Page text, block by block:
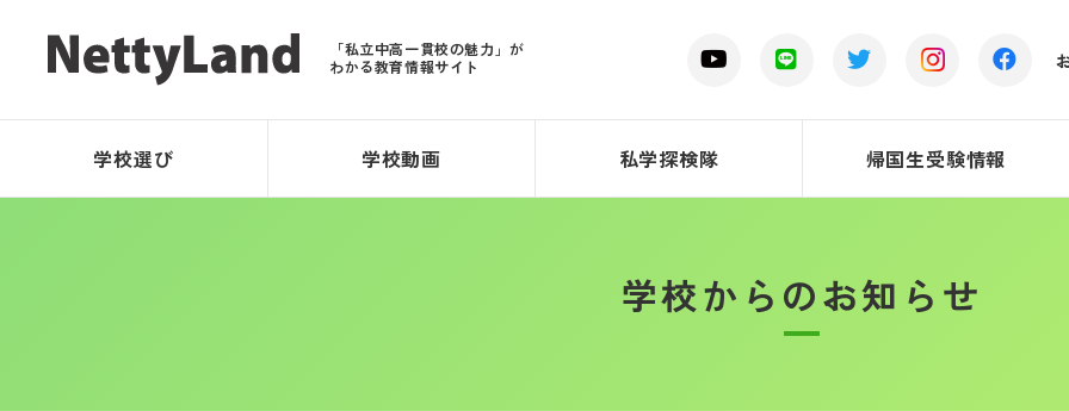
「私立中高一貫校の魅力」が
わかる教育情報サイト
学校選び 学校動画 私学探検隊 帰国生受験情報
学校からのお知らせ